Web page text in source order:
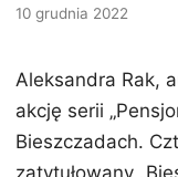
i10 grudnia 2022
Aleksandra Rak,
akcję serii
Bieszczadach.